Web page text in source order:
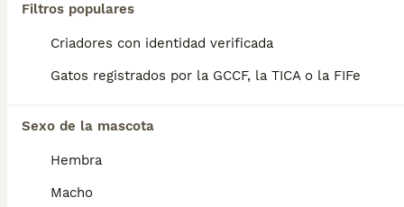
Filtros populares
Criadores con identidad verificada
Gatos registrados por la GCCF, la TICA o la FIFe
Sexo de la mascota
Hembra
Macho
¿Cuánto cuesta un gato
Kurilian Bobtail?
variar según factores como el pedigrí, la
geográfica. Es fundamental acudir a
salud y el bienestar de los animales.